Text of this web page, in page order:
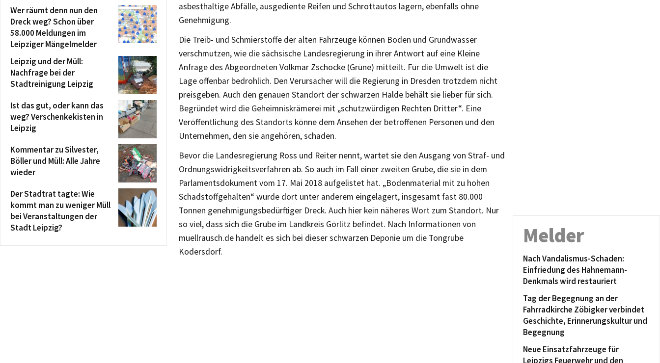
asbesthaltige Abfälle, ausgediente Reifen und Schrottautos lagern, ebenfalls ohne
Genehmigung.
Die Treib- und Schmierstoffe der alten Fahrzeuge können Boden und Grundwasser
verschmutzen, wie die sächsische Landesregierung in ihrer Antwort auf eine Kleine
Anfrage des Abgeordneten Volkmar Zschocke (Grüne) mitteilt. Für die Umwelt ist die
Lage offenbar bedrohlich. Den Verursacher will die Regierung in Dresden trotzdem nicht
preisgeben. Auch den genauen Standort der schwarzen Halde behält sie lieber für sich.
Begründet wird die Geheimniskrämerei mit „schutzwürdigen Rechten Dritter“. Eine
Veröffentlichung des Standorts könne dem Ansehen der betroffenen Personen und den
Unternehmen, den sie angehören, schaden.
Bevor die Landesregierung Ross und Reiter nennt, wartet sie den Ausgang von Straf- und
Ordnungswidrigkeitsverfahren ab. So auch im Fall einer zweiten Grube, die sie in dem
Parlamentsdokument vom 17. Mai 2018 aufgelistet hat. „Bodenmaterial mit zu hohen
Schadstoffgehalten“ wurde dort unter anderem eingelagert, insgesamt fast 80.000
Tonnen genehmigungsbedürftiger Dreck. Auch hier kein näheres Wort zum Standort. Nur
so viel, dass sich die Grube im Landkreis Görlitz befindet. Nach Informationen von
muellrausch.de handelt es sich bei dieser schwarzen Deponie um die Tongrube
Kodersdorf.
Wer räumt denn nun den
Dreck weg? Schon über
58.000 Meldungen im
Leipziger Mängelmelder
Leipzig und der Müll:
Nachfrage bei der
Stadtreinigung Leipzig
Ist das gut, oder kann das
weg? Verschenkekisten in
Leipzig
Kommentar zu Silvester,
Böller und Müll: Alle Jahre
wieder
Der Stadtrat tagte: Wie
kommt man zu weniger Müll
bei Veranstaltungen der
Stadt Leipzig?
Melder
Nach Vandalismus-Schaden:
Einfriedung des Hahnemann-
Denkmals wird restauriert
Tag der Begegnung an der
Fahrradkirche Zöbigker verbindet
Geschichte, Erinnerungskultur und
Begegnung
Neue Einsatzfahrzeuge für
Leipzigs Feuerwehr und den